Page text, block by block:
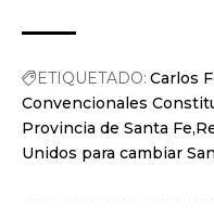
ETIQUETADO: Carlos
Convencionales
Provincia de Santa Fe
Unidos para cambiar